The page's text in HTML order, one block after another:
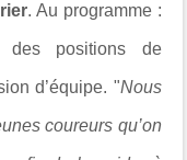
. Au programme :
des positions de
d’équipe. "Nous
coureurs qu’on